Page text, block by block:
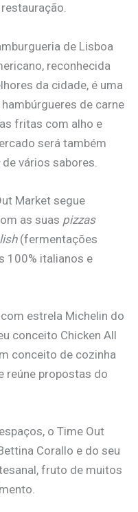
de Lisboa
reconhecida
da cidade, é uma
de carne
fritas com alho e
será também
de vários sabores.
Market segue
as suas pizzas
(fermentações
100% italianos e
estrela Michelin do
conceito Chicken All
conceito de cozinha
reúne propostas do
o Time Out
Corallo e do seu
fruto de muitos